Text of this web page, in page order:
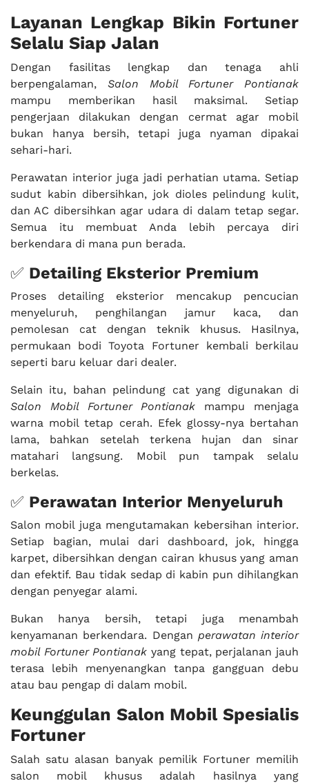
Layanan Lengkap Bikin Fortuner
Selalu Siap Jalan
Dengan fasilitas lengkap dan tenaga ahli
berpengalaman, Salon Mobil Fortuner Pontianak
mampu memberikan hasil maksimal. Setiap
pengerjaan dilakukan dengan cermat agar mobil
bukan hanya bersih, tetapi juga nyaman dipakai
sehari-hari.
Perawatan interior juga jadi perhatian utama. Setiap
sudut kabin dibersihkan, jok dioles pelindung kulit,
dan AC dibersihkan agar udara di dalam tetap segar.
Semua itu membuat Anda lebih percaya diri
berkendara di mana pun berada.
✅ Detailing Eksterior Premium
Proses detailing eksterior mencakup pencucian
menyeluruh, penghilangan jamur kaca, dan
pemolesan cat dengan teknik khusus. Hasilnya,
permukaan bodi Toyota Fortuner kembali berkilau
seperti baru keluar dari dealer.
Selain itu, bahan pelindung cat yang digunakan di
Salon Mobil Fortuner Pontianak mampu menjaga
warna mobil tetap cerah. Efek glossy-nya bertahan
lama, bahkan setelah terkena hujan dan sinar
matahari langsung. Mobil pun tampak selalu
berkelas.
✅ Perawatan Interior Menyeluruh
Salon mobil juga mengutamakan kebersihan interior.
Setiap bagian, mulai dari dashboard, jok, hingga
karpet, dibersihkan dengan cairan khusus yang aman
dan efektif. Bau tidak sedap di kabin pun dihilangkan
dengan penyegar alami.
Bukan hanya bersih, tetapi juga menambah
kenyamanan berkendara. Dengan perawatan interior
mobil Fortuner Pontianak yang tepat, perjalanan jauh
terasa lebih menyenangkan tanpa gangguan debu
atau bau pengap di dalam mobil.
Keunggulan Salon Mobil Spesialis
Fortuner
Salah satu alasan banyak pemilik Fortuner memilih
salon mobil khusus adalah hasilnya yang